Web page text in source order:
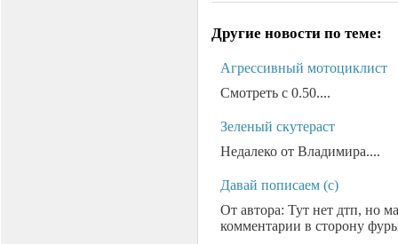
Другие новости по теме:
Агрессивный мотоциклист
Смотреть с 0.50....
Зеленый скутераст
Недалеко от Владимира....
Давай пописаем (с)
От автора: Тут нет дтп, но
комментарии в сторону